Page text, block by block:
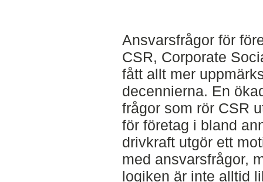
Ansvarsfrågor för
CSR, Corporate
fått allt mer
decennierna. En
frågor som rör CSR
för företag i bland
drivkraft utgör ett
med ansvarsfrågor,
logiken är inte alltid